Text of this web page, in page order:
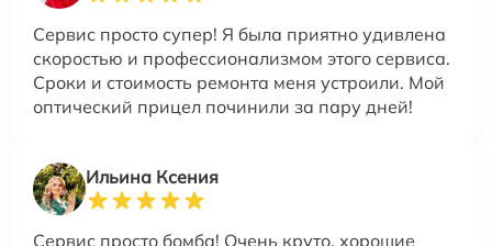
Сервис просто супер! Я была приятно удивлена
скоростью и профессионализмом этого сервиса.
Сроки и стоимость ремонта меня устроили. Мой
оптический прицел починили за пару дней!
Ильина Ксения
Сервис просто бомба! Очень круто, хорошие